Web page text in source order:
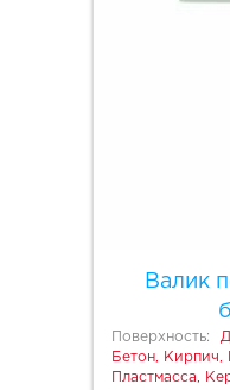
Валик
Поверхность:
Бетон, Кирпич,
Пластмасса,